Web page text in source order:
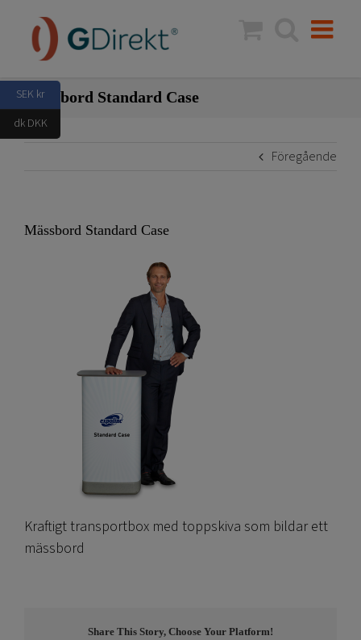
innehållet
Mässbord Standard Case
Föregående
Mässbord Standard Case
Kraftigt transportbox med toppskiva som bildar ett
mässbord
Share This Story, Choose Your Platform!
SEK kr
dk DKK